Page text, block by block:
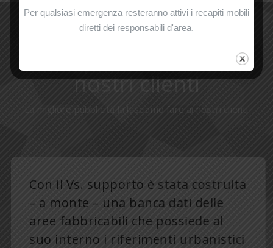
Cosa pensano di noi i
nostri clienti
La migliore pubblicità la lasciamo fare ai nostri clienti
Con il Vs. supporto è stata costruita
– a monte – una banca dati delle
aree fabbricabili che possiede al
suo interno i riferimenti urbanistici
Per qualsiasi emergenza resteranno attivi i recapiti mobili
diretti dei responsabili d'area.